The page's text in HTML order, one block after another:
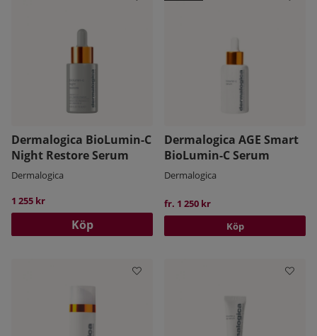
Dermalogica BioLumin-C
Night Restore Serum
Dermalogica
1 255 kr
Köp
Dermalogica AGE Smart
BioLumin-C Serum
Dermalogica
fr. 1 250 kr
Köp